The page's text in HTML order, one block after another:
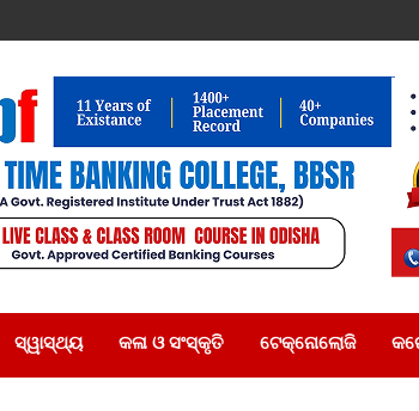
ସ୍ୱାସ୍ଥ୍ୟ କଳା ଓ ସଂସ୍କୃତି ଟେକ୍ନୋଲୋଜି